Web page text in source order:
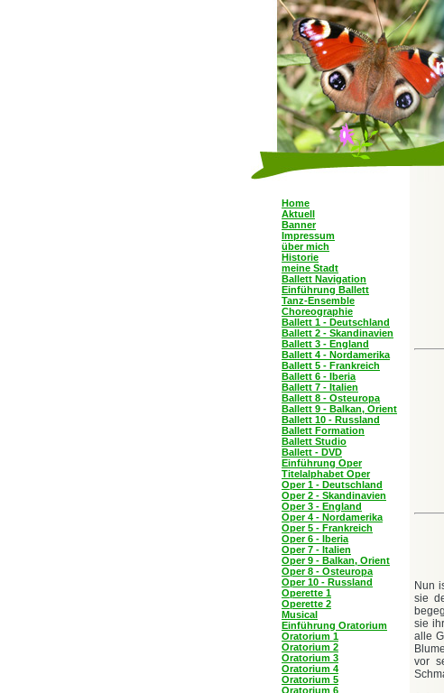
Home
Aktuell
Banner
Impressum
über mich
Historie
meine Stadt
Ballett Navigation
Einführung Ballett
Tanz-Ensemble
Choreographie
Ballett 1 - Deutschland
Ballett 2 - Skandinavien
Ballett 3 - England
Ballett 4 - Nordamerika
Ballett 5 - Frankreich
Ballett 6 - Iberia
Ballett 7 - Italien
Ballett 8 - Osteuropa
Ballett 9 - Balkan, Orient
Ballett 10 - Russland
Ballett Formation
Ballett Studio
Ballett - DVD
Einführung Oper
Titelalphabet Oper
Oper 1 - Deutschland
Oper 2 - Skandinavien
Oper 3 - England
Oper 4 - Nordamerika
Oper 5 - Frankreich
Oper 6 - Iberia
Oper 7 - Italien
Oper 9 - Balkan, Orient
Oper 8 - Osteuropa
Oper 10 - Russland
Operette 1
Operette 2
Musical
Einführung Oratorium
Oratorium 1
Oratorium 2
Oratorium 3
Oratorium 4
Oratorium 5
Oratorium 6
Nun
sie
sie
alle
vor